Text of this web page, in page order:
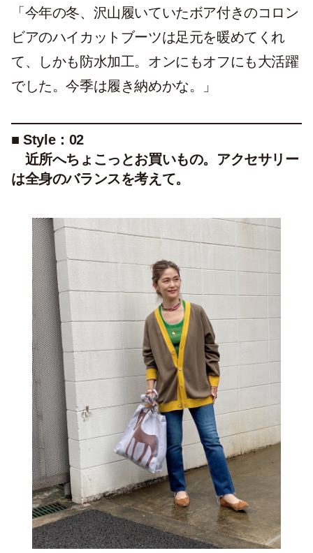
「今年の冬、沢山履いていたボア付きのコロン
ビアのハイカットブーツは足元を暖めてくれ
て、しかも防水加工。オンにもオフにも大活躍
でした。今季は履き納めかな。」
■ Style：02
近所へちょこっとお買いもの。アクセサリー
は全身のバランスを考えて。